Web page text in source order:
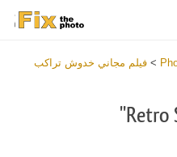
> فيلم مجاني خدوش تراكب